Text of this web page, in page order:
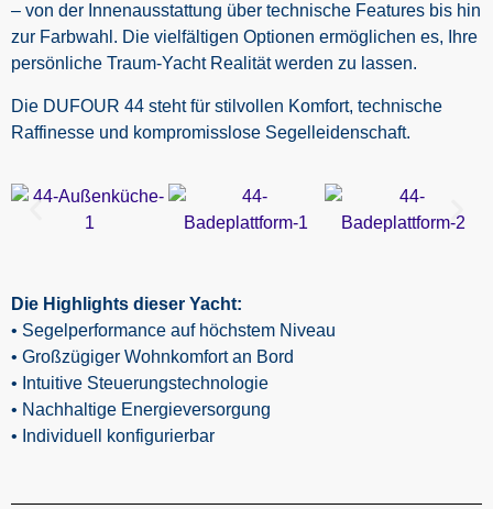
– von der Innenausstattung über technische Features bis hin
zur Farbwahl. Die vielfältigen Optionen ermöglichen es, Ihre
persönliche Traum-Yacht Realität werden zu lassen.
Die DUFOUR 44 steht für stilvollen Komfort, technische
Raffinesse und kompromisslose Segelleidenschaft.
Die Highlights dieser Yacht:
• Segelperformance auf höchstem Niveau
• Großzügiger Wohnkomfort an Bord
• Intuitive Steuerungstechnologie
• Nachhaltige Energieversorgung
• Individuell konfigurierbar